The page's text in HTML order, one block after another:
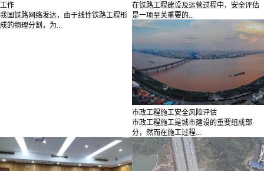
工作
我国铁路网络发达，由于线性铁路工程形
成的物理分割，为...
在铁路工程建设及运营过程中，安全评估
是一项至关重要的...
市政工程施工安全风险评估
市政工程施工是城市建设的重要组成部
分，然而在施工过程...